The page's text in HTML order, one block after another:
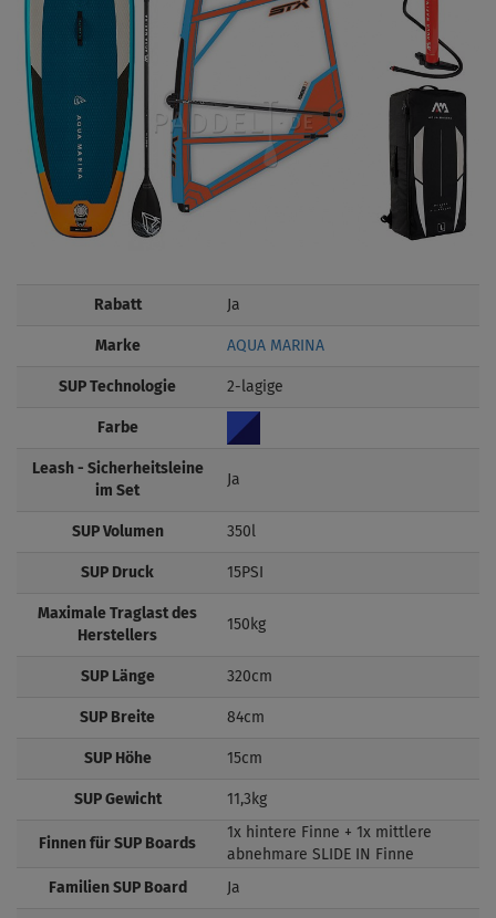
Rabatt Ja
Marke AQUA MARINA
SUP Technologie 2-lagige
Farbe
Leash - Sicherheitsleine
im Set
Ja
SUP Volumen 350l
SUP Druck 15PSI
Maximale Traglast des
Herstellers
150kg
SUP Länge 320cm
SUP Breite 84cm
SUP Höhe 15cm
SUP Gewicht 11,3kg
Finnen für SUP Boards
1x hintere Finne + 1x mittlere
abnehmare SLIDE IN Finne
Familien SUP Board Ja